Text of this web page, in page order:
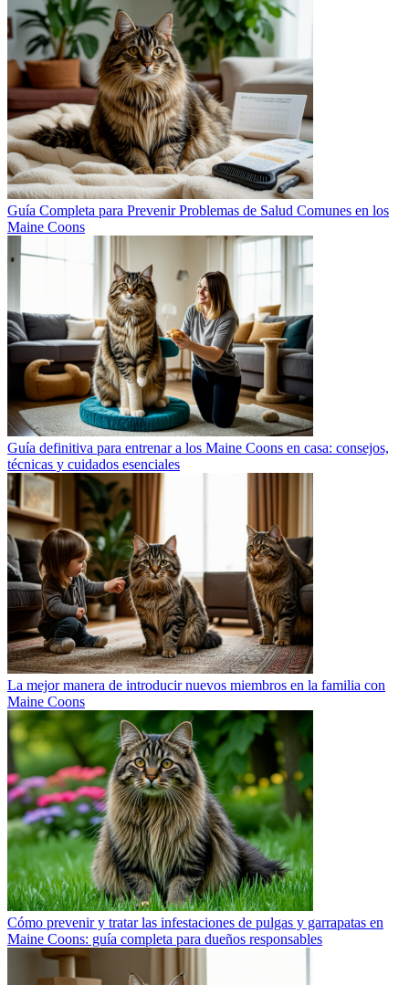
Guía Completa para Prevenir Problemas de Salud Comunes en los
Maine Coons
Guía definitiva para entrenar a los Maine Coons en casa: consejos,
técnicas y cuidados esenciales
La mejor manera de introducir nuevos miembros en la familia con
Maine Coons
Cómo prevenir y tratar las infestaciones de pulgas y garrapatas en
Maine Coons: guía completa para dueños responsables